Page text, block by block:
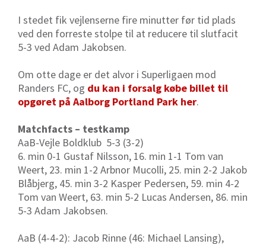
I stedet fik vejlenserne fire minutter før tid plads
ved den forreste stolpe til at reducere til slutfacit
5-3 ved Adam Jakobsen.
Om otte dage er det alvor i Superligaen mod
Randers FC, og du kan i forsalg købe billet til
opgøret på Aalborg Portland Park her.
Matchfacts – testkamp
AaB-Vejle Boldklub 5-3 (3-2)
6. min 0-1 Gustaf Nilsson, 16. min 1-1 Tom van
Weert, 23. min 1-2 Arbnor Mucolli, 25. min 2-2 Jakob
Blåbjerg, 45. min 3-2 Kasper Pedersen, 59. min 4-2
Tom van Weert, 63. min 5-2 Lucas Andersen, 86. min
5-3 Adam Jakobsen.
AaB (4-4-2): Jacob Rinne (46: Michael Lansing),